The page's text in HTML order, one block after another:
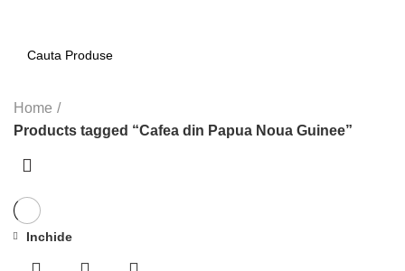
Home
Products tagged “Cafea din Papua Noua Guinee”
Inchide